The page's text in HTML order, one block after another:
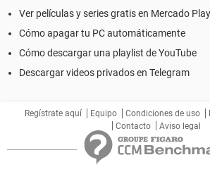
Ver películas y series gratis en Mercado Play
Cómo apagar tu PC automáticamente
Cómo descargar una playlist de YouTube
Descargar videos privados en Telegram
Regístrate aquí Equipo Condiciones de uso
Contacto
Aviso legal